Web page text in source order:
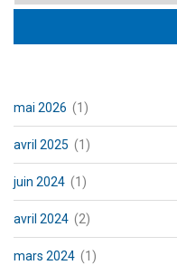
mai 2026 (1)
avril 2025 (1)
juin 2024 (1)
avril 2024 (2)
mars 2024 (1)